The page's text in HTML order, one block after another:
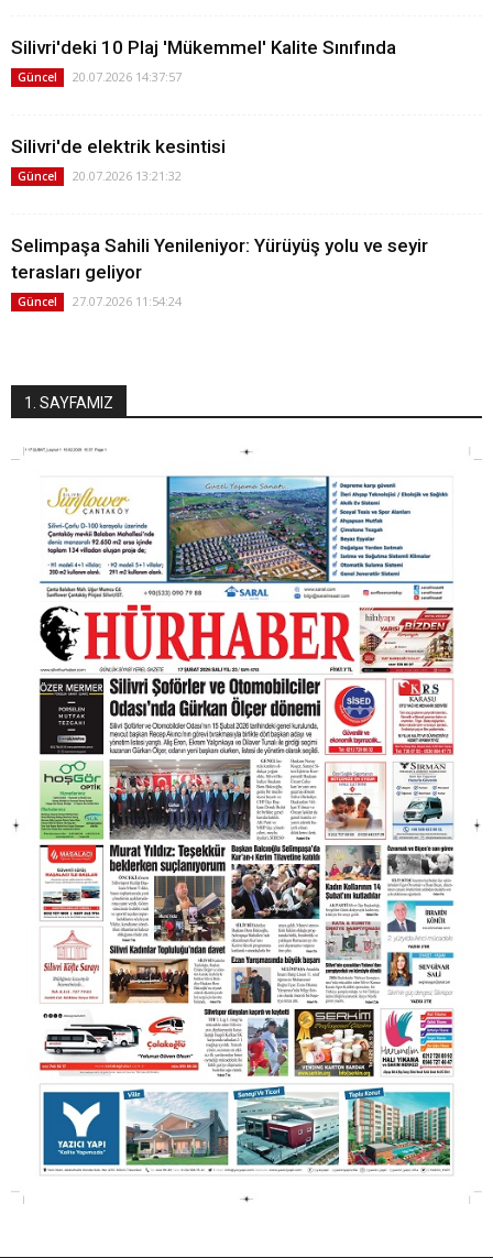
Silivri'deki 10 Plaj 'Mükemmel' Kalite Sınıfında
Güncel 20.07.2026 14:37:57
Silivri'de elektrik kesintisi
Güncel 20.07.2026 13:21:32
Selimpaşa Sahili Yenileniyor: Yürüyüş yolu ve seyir
terasları geliyor
Güncel 27.07.2026 11:54:24
1. SAYFAMIZ